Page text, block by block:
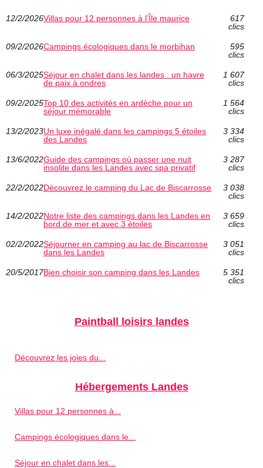
12/2/2026Villas pour 12 personnes à l’Île maurice
617
clics
09/2/2026Campings écologiques dans le morbihan
595
clics
06/3/2025Séjour en chalet dans les landes : un havre
de paix à ondres
1 607
clics
09/2/2025Top 10 des activités en ardèche pour un
séjour mémorable
1 564
clics
13/2/2023Un luxe inégalé dans les campings 5 étoiles
des Landes
3 334
clics
13/6/2022Guide des campings où passer une nuit
insolite dans les Landes avec spa privatif
3 287
clics
22/2/2022Découvrez le camping du Lac de Biscarrosse
3 038
clics
14/2/2022Notre liste des campings dans les Landes en
bord de mer et avec 3 étoiles
3 659
clics
02/2/2022Séjourner en camping au lac de Biscarrosse
dans les Landes
3 051
clics
20/5/2017Bien choisir son camping dans les Landes
5 351
clics
Paintball loisirs landes
Découvrez les joies du...
Hébergements Landes
Villas pour 12 personnes à...
Campings écologiques dans le...
Séjour en chalet dans les...